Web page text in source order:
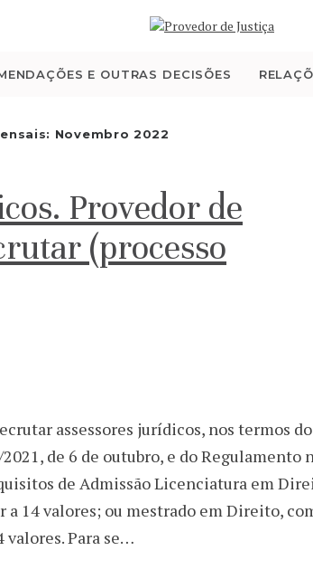
E OUTRAS DECISÕES
Novembro 2022
QUEM SOMOS
ATIVIDADE
RECOMENDAÇÕES E
RELAÇÕES
INTERNACIONAIS
Provedor de
(processo
assessores jurídicos, nos termos do
de 6 de outubro, e do Regulamento
de Admissão Licenciatura em
14 valores; ou mestrado em Direito,
valores. Para se…